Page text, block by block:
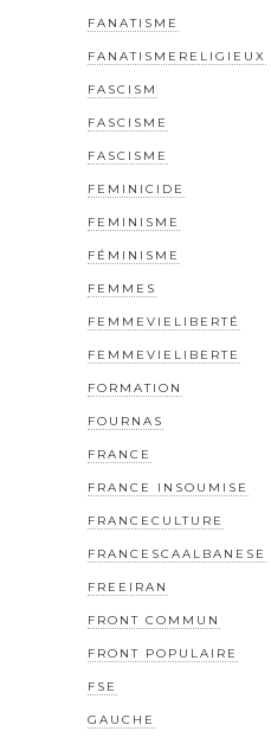
FANATISME
FANATISMERELIGIEUX
FASCISM
FASCISME
FASCISME
FEMINICIDE
FEMINISME
FÉMINISME
FEMMES
FEMMEVIELIBERTÉ
FEMMEVIELIBERTE
FORMATION
FOURNAS
FRANCE
FRANCE INSOUMISE
FRANCECULTURE
FRANCESCAALBANESE
FREEIRAN
FRONT COMMUN
FRONT POPULAIRE
FSE
GAUCHE